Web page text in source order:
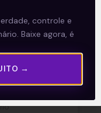
2T26, com
do
15,8
controle e
Baixe agora, é
→